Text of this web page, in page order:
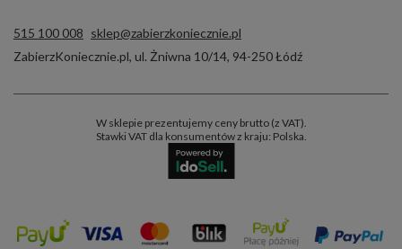
515 100 008 sklep@zabierzkoniecznie.pl
ZabierzKoniecznie.pl, ul. Żniwna 10/14, 94-250Łódź
W sklepie prezentujemy ceny brutto (z VAT).
Stawki VAT dla konsumentów z kraju: Polska